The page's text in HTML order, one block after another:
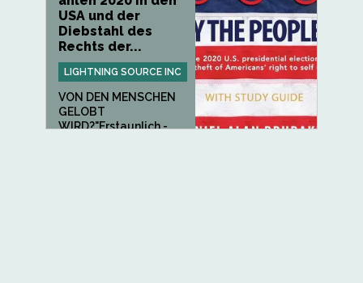
USA und der
Diebstahl des
Rechts der...
LIGHTNING SOURCE INC
VON DEN MENSCHEN
GELOBT
WIRD?"Erstaunlich -